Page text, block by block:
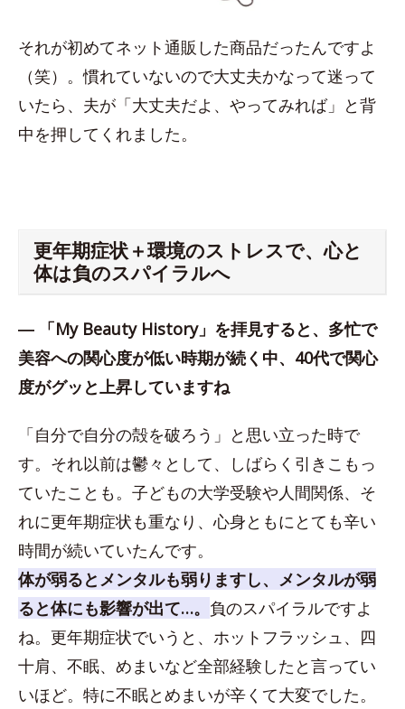
それが初めてネット通販した商品だったんですよ
（笑）。慣れていないので大丈夫かなって迷って
いたら、夫が「大丈夫だよ、やってみれば」と背
中を押してくれました。
更年期症状＋環境のストレスで、心と
体は負のスパイラルへ
― 「My Beauty History」を拝見すると、多忙で
美容への関心度が低い時期が続く中、40代で関心
度がグッと上昇していますね
「自分で自分の殻を破ろう」と思い立った時で
す。それ以前は鬱々として、しばらく引きこもっ
ていたことも。子どもの大学受験や人間関係、そ
れに更年期症状も重なり、心身ともにとても辛い
時間が続いていたんです。
体が弱るとメンタルも弱りますし、メンタルが弱
ると体にも影響が出て…。 負のスパイラルですよ
ね。更年期症状でいうと、ホットフラッシュ、四
十肩、不眠、めまいなど全部経験したと言ってい
いほど。特に不眠とめまいが辛くて大変でした。